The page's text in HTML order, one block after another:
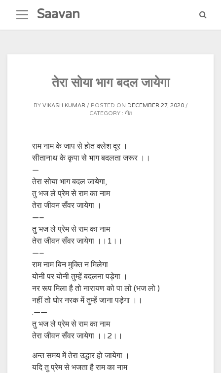
content
Saavan
तेरा सोया भाग बदल जायेगा
BY VIKASH KUMAR POSTED ON DECEMBER 27, 2020
CATEGORY : गीत
राम नाम के जाप से होत क्लेश दूर ।
सीतानाथ के कृपा से भाग बदलता जरूर ।।
—
तेरा सोया भाग बदल जायेगा,
तु भज ले प्रेम से राम का नाम
तेरा जीवन सँवर जायेगा ।
—–
तु भज ले प्रेम से राम का नाम
तेरा जीवन सँवर जायेगा ।।1।।
—–
राम नाम बिन मुक्ति न मिलेगा
योनी पर योनी तुम्हें बदलना पड़ेगा ।
नर रूप मिला है तो नारायण को पा लो (भज लो )
नहीं तो घोर नरक में तुम्हें जाना पड़ेगा ।।
.——
तु भज ले प्रेम से राम का नाम
तेरा जीवन सँवर जायेगा ।।2।।
अन्त समय में तेरा उद्धार हो जायेगा ।
यदि तु प्रेम से भजता है राम का नाम